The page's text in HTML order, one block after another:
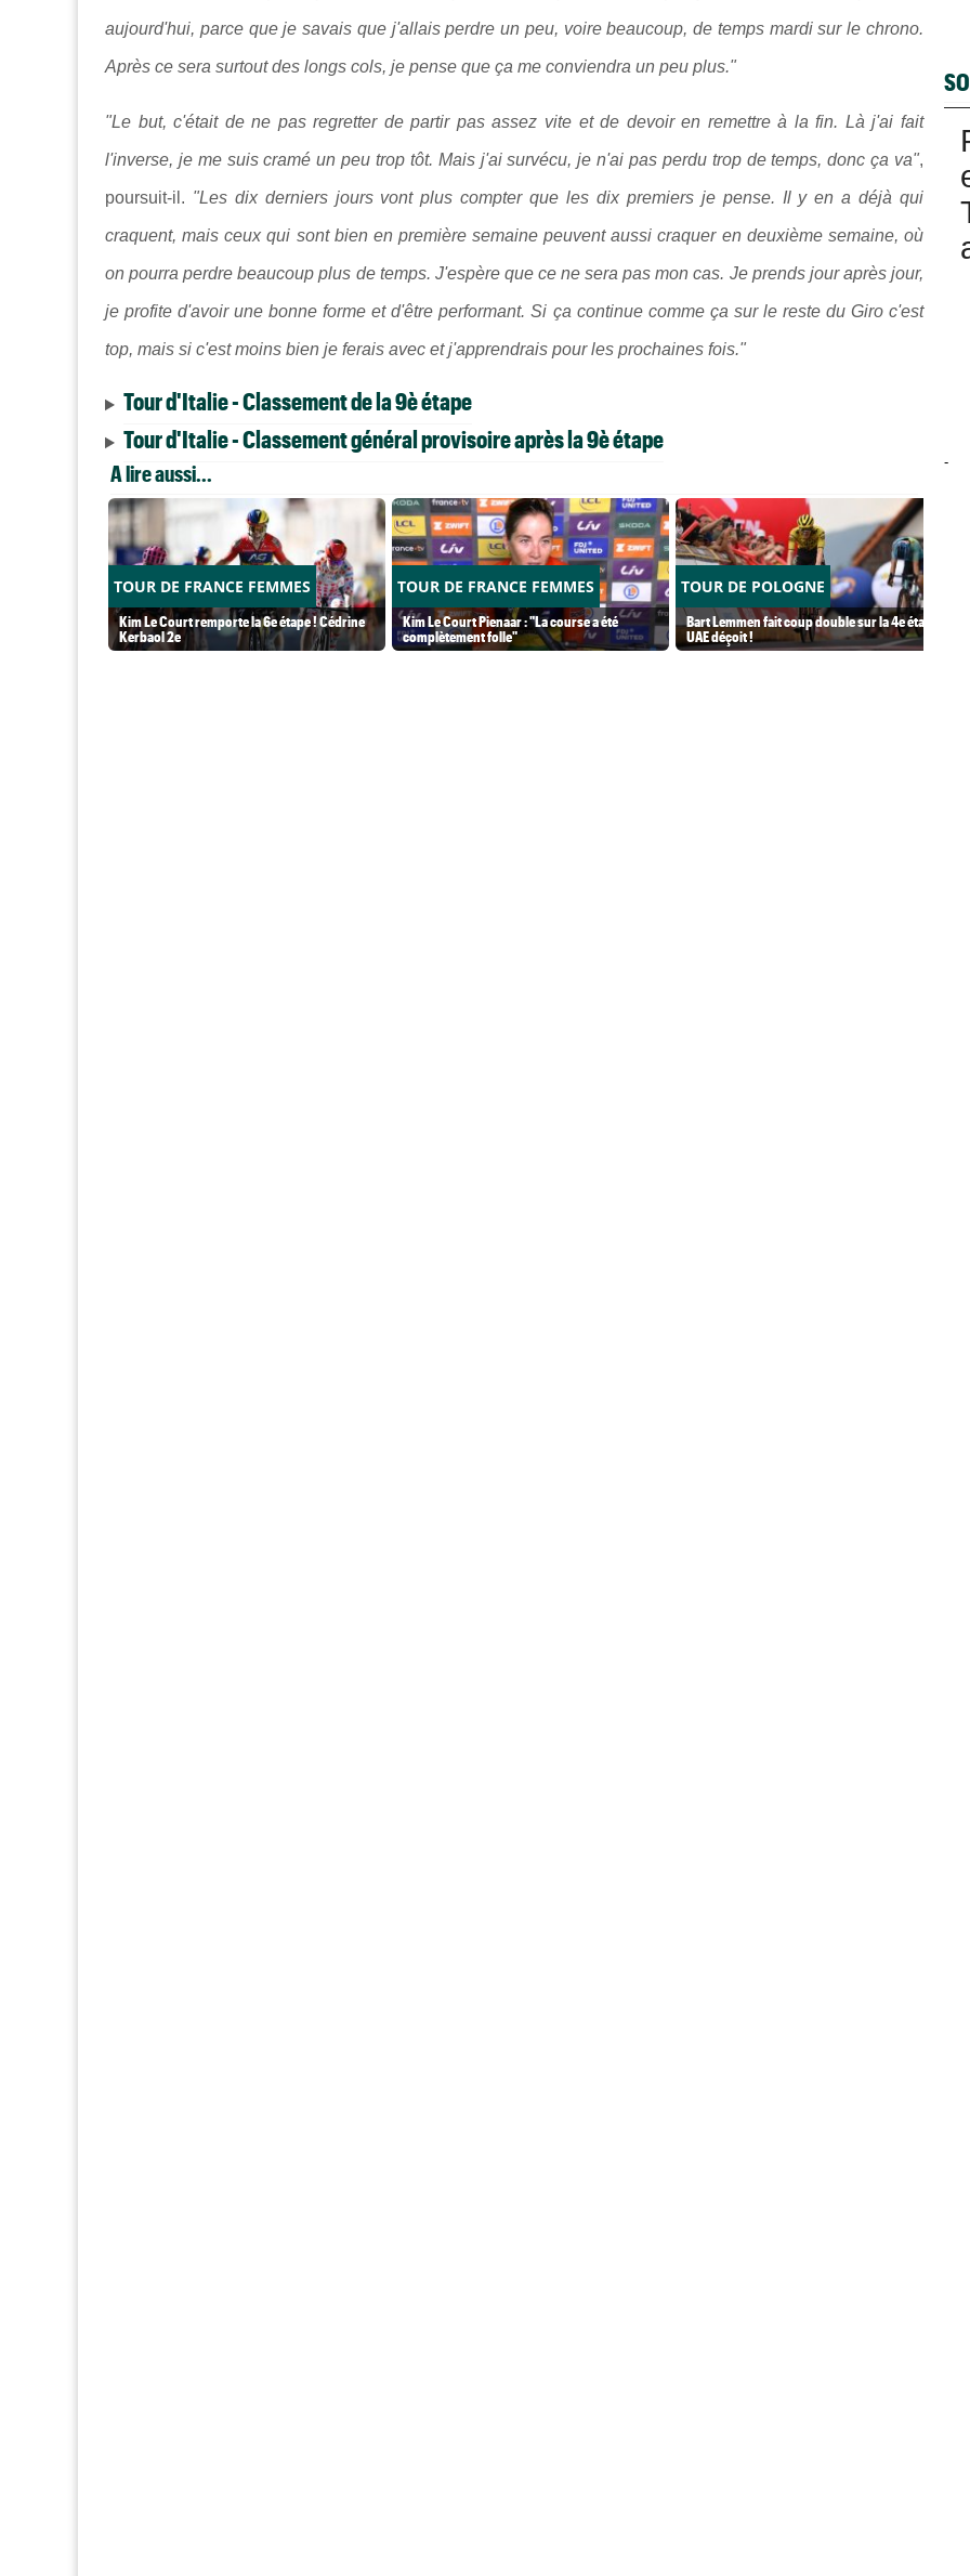
aujourd'hui, parce que je savais que j'allais perdre un peu, voire beaucoup, de temps mardi sur le chrono.
Après ce sera surtout des longs cols, je pense que ça me conviendra un peu plus."
"Le but, c'était de ne pas regretter de partir pas assez vite et de devoir en remettre à la fin. Là j'ai fait
l'inverse, je me suis cramé un peu trop tôt. Mais j'ai survécu, je n'ai pas perdu trop de temps, donc ça va",
poursuit-il. "Les dix derniers jours vont plus compter que les dix premiers je pense. Il y en a déjà qui
craquent, mais ceux qui sont bien en première semaine peuvent aussi craquer en deuxième semaine, où
on pourra perdre beaucoup plus de temps. J'espère que ce ne sera pas mon cas. Je prends jour après jour,
je profite d'avoir une bonne forme et d'être performant. Si ça continue comme ça sur le reste du Giro c'est
top, mais si c'est moins bien je ferais avec et j'apprendrais pour les prochaines fois."
Tour d'Italie - Classement de la 9è étape
Tour d'Italie - Classement général provisoire après la 9è étape
A lire aussi...
TOUR DE FRANCE FEMMES
Kim Le Court remporte la 6e étape ! Cédrine
Kerbaol 2e
TOUR DE FRANCE FEMMES
Kim Le Court Pienaar : "La course a été
complètement folle"
TOUR DE POLOGNE
Bart Lemmen fait coup double sur la 4e étape,
UAE déçoit !
-